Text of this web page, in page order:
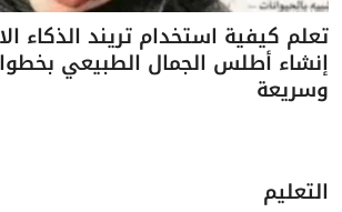
تعلم كيفية استخدام تريند الذكاء
إنشاء أطلس الجمال الطبيعي
وسريعة
التعليم